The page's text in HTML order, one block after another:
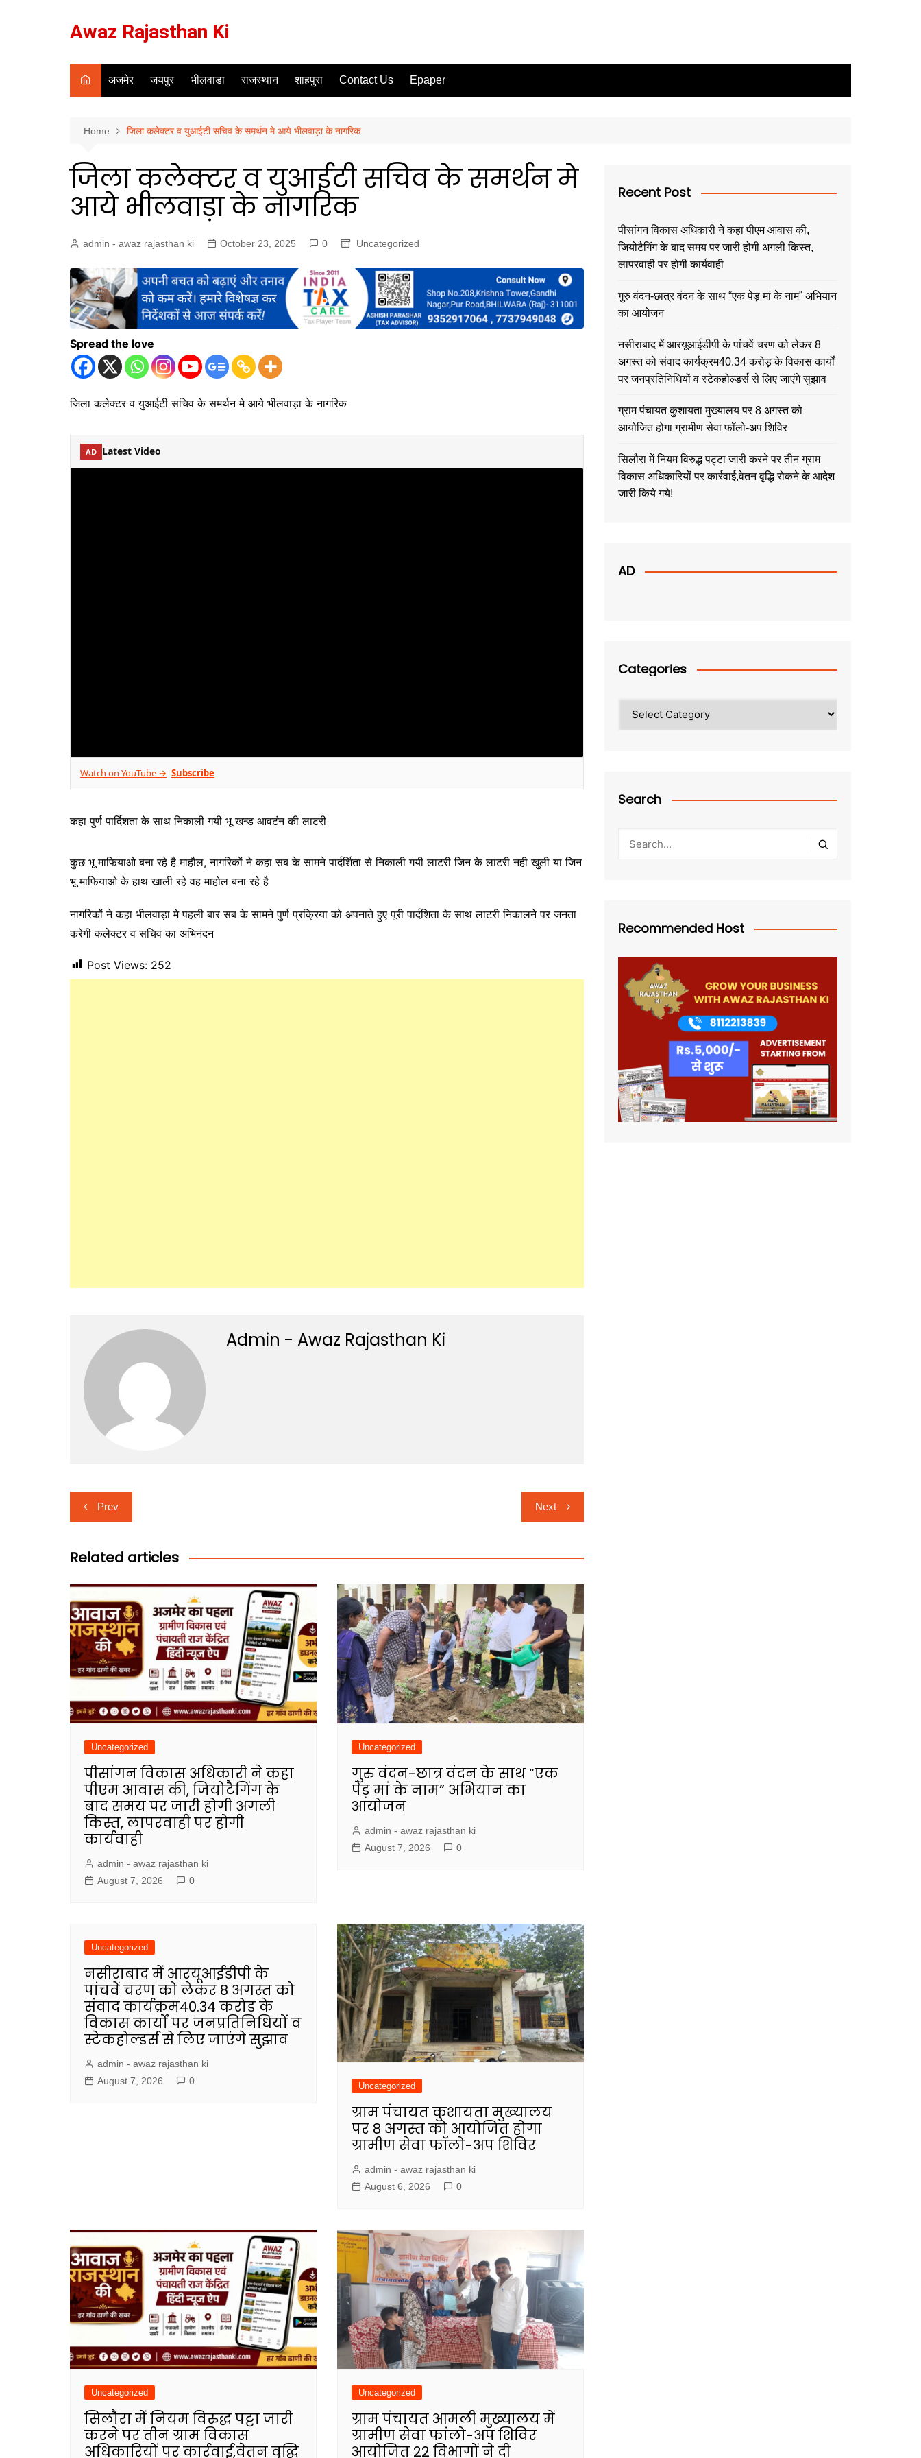
Awaz Rajasthan Ki
अजमेर जयपुर भीलवाडा राजस्थान शाहपुरा Contact Us Epaper
Home जिला कलेक्टर व युआईटी सचिव के समर्थन मे आये भीलवाड़ा के नागरिक
जिला कलेक्टर व युआईटी सचिव के समर्थन मे
आये भीलवाड़ा के नागरिक
admin - awaz rajasthan ki October 23, 2025 0 Uncategorized
Spread the love
जिला कलेक्टर व युआईटी सचिव के समर्थन मे आये भीलवाड़ा के नागरिक
AD Latest Video
Watch on YouTube → |Subscribe
कहा पुर्ण पार्दिशता के साथ निकाली गयी भू खन्ड आवटंन की लाटरी
कुछ भू माफियाओ बना रहे है माहौल, नागरिकों ने कहा सब के सामने पार्दर्शिता से निकाली गयी लाटरी जिन के लाटरी नही खुली या जिन
भू माफियाओ के हाथ खाली रहे वह माहोल बना रहे है
नागरिकों ने कहा भीलवाड़ा मे पहली बार सब के सामने पुर्ण प्रक्रिया को अपनाते हुए पूरी पार्दशिता के साथ लाटरी निकालने पर जनता
करेगी कलेक्टर व सचिव का अभिनंदन
Post Views: 252
Admin - Awaz Rajasthan Ki
Post
navigation
Prev Next
Related articles
Uncategorized
पीसांगन विकास अधिकारी ने कहा
पीएम आवास की, जियोटैगिंग के
बाद समय पर जारी होगी अगली
किस्त, लापरवाही पर होगी
कार्यवाही
admin - awaz rajasthan ki
August 7, 2026
0
Uncategorized
गुरु वंदन-छात्र वंदन के साथ “एक
पेड़ मां के नाम” अभियान का
आयोजन
admin - awaz rajasthan ki
August 7, 2026
0
Uncategorized
नसीराबाद में आरयूआईडीपी के
पांचवें चरण को लेकर 8 अगस्त को
संवाद कार्यक्रम40.34 करोड़ के
विकास कार्यों पर जनप्रतिनिधियों व
स्टेकहोल्डर्स से लिए जाएंगे सुझाव
admin - awaz rajasthan ki
August 7, 2026
0 Uncategorized
ग्राम पंचायत कुशायता मुख्यालय
पर 8 अगस्त को आयोजित होगा
ग्रामीण सेवा फॉलो-अप शिविर
admin - awaz rajasthan ki
August 6, 2026
0
Uncategorized
सिलौरा में नियम विरुद्ध पट्टा जारी
करने पर तीन ग्राम विकास
अधिकारियों पर कार्रवाई,वेतन वृद्धि
Uncategorized
ग्राम पंचायत आमली मुख्यालय में
ग्रामीण सेवा फांलो-अप शिविर
आयोजित 22 विभागों ने दी
Recent Post
पीसांगन विकास अधिकारी ने कहा पीएम आवास की,
जियोटैगिंग के बाद समय पर जारी होगी अगली किस्त,
लापरवाही पर होगी कार्यवाही
गुरु वंदन-छात्र वंदन के साथ “एक पेड़ मां के नाम” अभियान
का आयोजन
नसीराबाद में आरयूआईडीपी के पांचवें चरण को लेकर 8
अगस्त को संवाद कार्यक्रम40.34 करोड़ के विकास कार्यों
पर जनप्रतिनिधियों व स्टेकहोल्डर्स से लिए जाएंगे सुझाव
ग्राम पंचायत कुशायता मुख्यालय पर 8 अगस्त को
आयोजित होगा ग्रामीण सेवा फॉलो-अप शिविर
सिलौरा में नियम विरुद्ध पट्टा जारी करने पर तीन ग्राम
विकास अधिकारियों पर कार्रवाई,वेतन वृद्धि रोकने के आदेश
जारी किये गये!
AD
Categories
Search
Recommended Host